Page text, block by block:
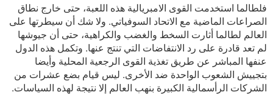
فلطالما استخدمت القوى الامبريالية هذه اللعبة، حتى خارج نطاق
الصراعات الماضية مع الاتحاد السوفياتي. ولا شك أن سيطرتها على
العالم لطالما أثارت السخط والغضب والكراهية، حتى أن جيوشها
لم تعد قادرة على رد الانتفاضات التي تنتج عنها. وتكمل هذه الدول
عنفها المباشر عن طريق تغذية القوى الرجعية المحلية وأيضا
بتجييش الشعوب الواحدة ضد الأخرى. ليس قيام بضع عشرات من
الشركات الرأسمالية الكبيرة بنهب العالم إلا نتيجة لهذه السياسات.